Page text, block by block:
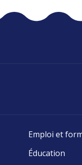
Emploi et
Éducation